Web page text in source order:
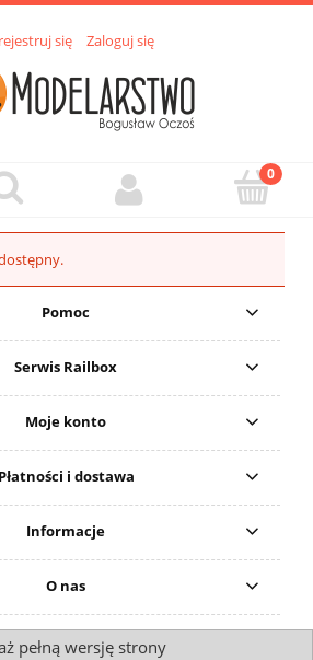
się Zaloguj się
Pomoc
Serwis Railbox
Moje konto
Płatności i dostawa
Informacje
O nas
pełną wersję strony